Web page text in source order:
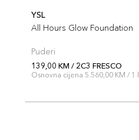
YSL
All Hours Glow Foundation
Puderi
139,00 KM / 2C3 FRESCO
Osnovna cijena 5.560,00 KM / 1 l